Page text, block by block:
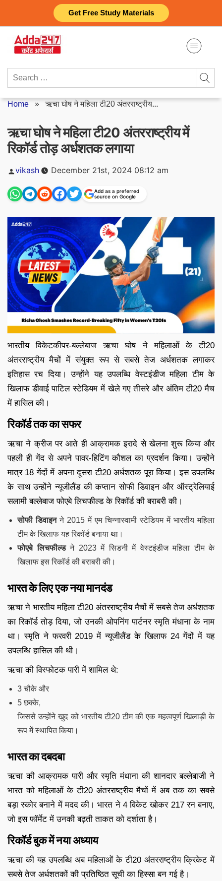
Get Free Study Materials
content
Search
Home »ऋचा घोष ने महिला टी20 अंतरराष्ट्रीय...
ऋचा घोष ने महिला टी20 अंतरराष्ट्रीय में
रिकॉर्ड तोड़ अर्धशतक लगाया
Posted
vikash December 21st, 2024 08:12 am
Add as a preferred
source on Google
भारतीय विकेटकीपर-बल्लेबाज ऋचा घोष ने महिलाओं के टी20
अंतरराष्ट्रीय मैचों में संयुक्त रूप से सबसे तेज अर्धशतक लगाकर
इतिहास रच दिया। उन्होंने यह उपलब्धि वेस्टइंडीज महिला टीम के
खिलाफ डीवाई पाटिल स्टेडियम में खेले गए तीसरे और अंतिम टी20 मैच
में हासिल की।
रिकॉर्ड तक का सफर
ऋचा ने क्रीज पर आते ही आक्रामक इरादे से खेलना शुरू किया और
पहली ही गेंद से अपने पावर-हिटिंग कौशल का प्रदर्शन किया। उन्होंने
मात्र 18 गेंदों में अपना दूसरा टी20 अर्धशतक पूरा किया। इस उपलब्धि
के साथ उन्होंने न्यूजीलैंड की कप्तान सोफी डिवाइन और ऑस्ट्रेलियाई
सलामी बल्लेबाज फोएबे लिचफील्ड के रिकॉर्ड की बराबरी की।
सोफी डिवाइनने 2015 में एम चिन्नास्वामी स्टेडियम में भारतीय महिला
टीम के खिलाफ यह रिकॉर्ड बनाया था।
फोएबे लिचफील्डने 2023 में सिडनी में वेस्टइंडीज महिला टीम के
खिलाफ इस रिकॉर्ड की बराबरी की।
भारत के लिए एक नया मानदंड
ऋचा ने भारतीय महिला टी20 अंतरराष्ट्रीय मैचों में सबसे तेज अर्धशतक
का रिकॉर्ड तोड़ दिया, जो उनकी ओपनिंग पार्टनर स्मृति मंधाना के नाम
था। स्मृति ने फरवरी 2019 में न्यूजीलैंड के खिलाफ 24 गेंदों में यह
उपलब्धि हासिल की थी।
ऋचा की विस्फोटक पारी में शामिल थे:
3 चौके और
5 छक्के,
जिससे उन्होंने खुद को भारतीय टी20 टीम की एक महत्वपूर्ण खिलाड़ी के
रूप में स्थापित किया।
भारत का दबदबा
ऋचा की आक्रामक पारी और स्मृति मंधाना की शानदार बल्लेबाजी ने
भारत को महिलाओं के टी20 अंतरराष्ट्रीय मैचों में अब तक का सबसे
बड़ा स्कोर बनाने में मदद की। भारत ने 4 विकेट खोकर 217 रन बनाए,
जो इस फॉर्मेट में उनकी बढ़ती ताकत को दर्शाता है।
रिकॉर्ड बुक में नया अध्याय
ऋचा की यह उपलब्धि अब महिलाओं के टी20 अंतरराष्ट्रीय क्रिकेट में
सबसे तेज अर्धशतकों की प्रतिष्ठित सूची का हिस्सा बन गई है।